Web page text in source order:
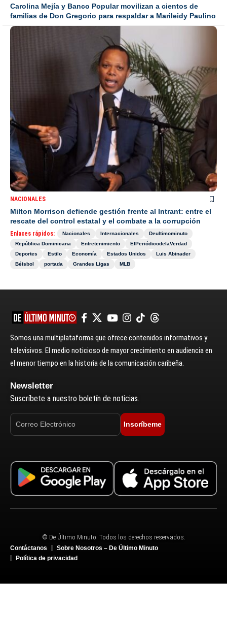
Carolina Mejía y Banco Popular movilizan a cientos de
familias de Don Gregorio para respaldar a Marileidy Paulino
NACIONALES
Milton Morrison defiende gestión frente al Intrant: entre el
rescate del control estatal y el combate a la corrupción
Enlaces rápidos: Nacionales Internacionales
Deultimominuto
República Dominicana
Entretenimiento
ElPeriódicodelaVerdad
Deportes
Estilo Economía Estados Unidos
Luis Abinader
Béisbol
portada Grandes Ligas MLB
Somos una multiplataforma que ofrece contenidos informativos y
televisivos. El medio noticioso de mayor crecimiento en audiencia en
el menor tiempo en la historia de la comunicación caribeña.
Newsletter
Suscríbete a nuestro boletín de noticias.
Inscríbeme
© De Último Minuto. Todos los derechos reservados.
Contáctanos
Sobre Nosotros – De Último Minuto
Política de privacidad